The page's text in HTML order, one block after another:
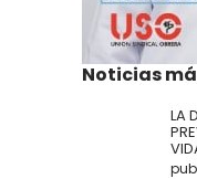
Noticias
LA